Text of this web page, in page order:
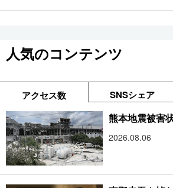
人気のコンテンツ
アクセス数 SNSシェア
熊本地震被害
2026.08.06